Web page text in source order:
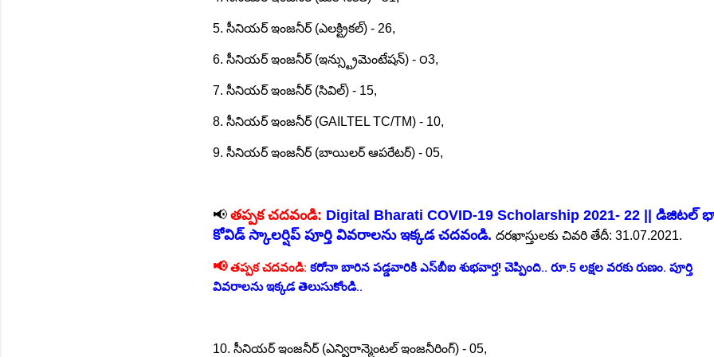
5. సీనియర్ ఇంజనీర్ (ఎలక్ట్రికల్) - 26,
6. సీనియర్ ఇంజనీర్ (ఇన్స్ట్రుమెంటేషన్) - ౦3,
7. సీనియర్ ఇంజనీర్ (సివిల్) - 15,
8. సీనియర్ ఇంజనీర్ (GAILTEL TC/TM) - 10,
9. సీనియర్ ఇంజనీర్ (బాయిలర్ ఆపరేటర్) - 05,
📢 తప్పక చదవండి: Digital Bharati COVID-19 Scholarship 2021- 22 || డిజిటల్
కోవిడ్ స్కాలర్షిప్ పూర్తి వివరాలను ఇక్కడ చదవండి. దరఖాస్తులకు చివరి తేదీ: 31.07.2021.
📢 తప్పక చదవండి: కరోనా బారిన పడ్డవారికి ఎస్‌బీఐ శుభవార్త! చెప్పింది.. రూ.5 లక్షల వరకు రుణం. పూర్తి
వివరాలను ఇక్కడ తెలుసుకోండి..
10. సీనియర్ ఇంజనీర్ (ఎన్విరాన్మెంటల్ ఇంజనీరింగ్) - 05,